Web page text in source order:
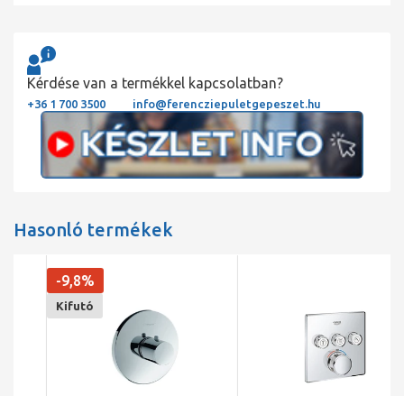
Kérdése van a termékkel kapcsolatban?
+36 1 700 3500 info@ferencziepuletgepeszet.hu
Hasonló termékek